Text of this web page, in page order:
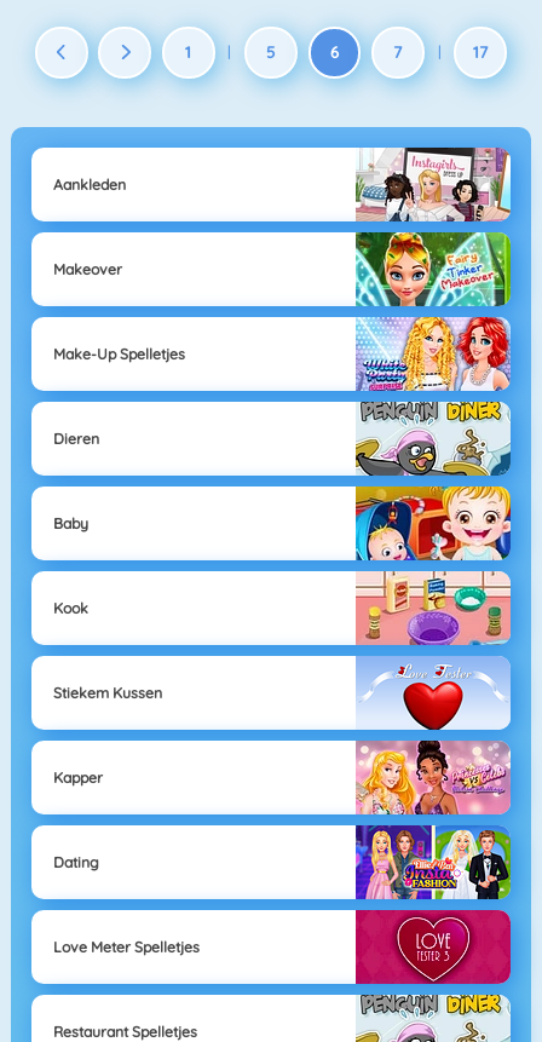
1 | 5 6 7 | 17
Aankleden
Makeover
Make-Up Spelletjes
Dieren
Baby
Kook
Stiekem Kussen
Kapper
Dating
Love Meter Spelletjes
Restaurant Spelletjes